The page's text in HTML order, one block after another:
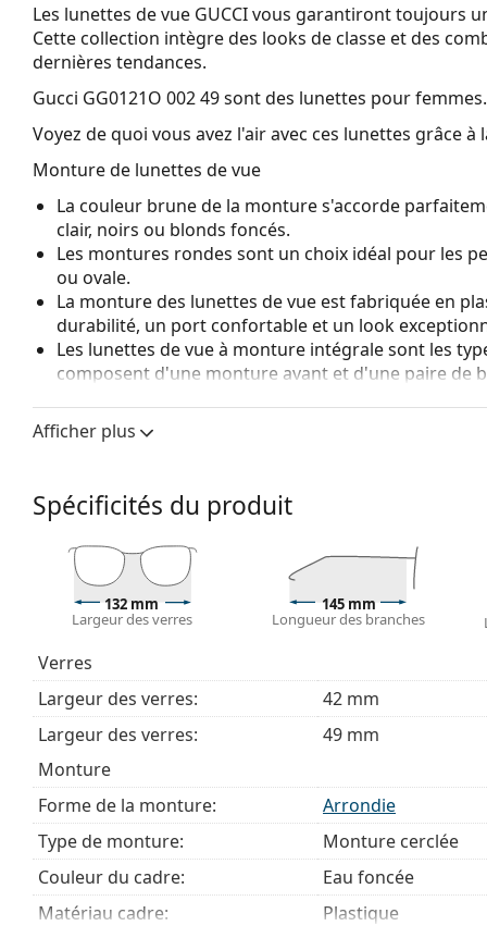
Les lunettes de vue GUCCI vous garantiront toujours
Cette collection intègre des looks de classe et des
dernières tendances.
Gucci GG0121O 002 49sont des lunettes pour femmes.
Voyez de quoi vous avez l'air avec ces lunettes grâce
Monture de lunettes de vue
La couleur brune de la monture s'accorde
clair, noirs ou blonds foncés.
Les montures rondes sont un choix idéal pour les
ou ovale.
La monture des lunettes de vue est fabriquée en
durabilité, un port confortable et un look
Les lunettes de vue à monture intégrale sont les
composent d'une monture avant et d'une paire de
fait qu'elles enferment entièrement le verre, et
de monture convient à tous les verres, y compris
Nous livrons les lunettes dans leur étui d'origine. La
Le chiffon fourni est idéal pour le nettoyage et
livrés avec un sac en tissu au lieu d'un chiffon.
Explorez la gamme complète delunettes de vue pour
des lunettessi vous avez besoin d'aide pour choisir.
Ceci est un dispositif médical. Lisez le mode d'emploi
Afficher plus
Spécificités du produit
132 mm
Largeur des verres
145 mm
Longueur des branches
Verres
Largeur des verres:
42 mm
Largeur des verres:
49 mm
Monture
Forme de la monture:
Arrondie
Type de monture:
Monture cerclée
Couleur du cadre:
Eau foncée
Matériau cadre:
Plastique